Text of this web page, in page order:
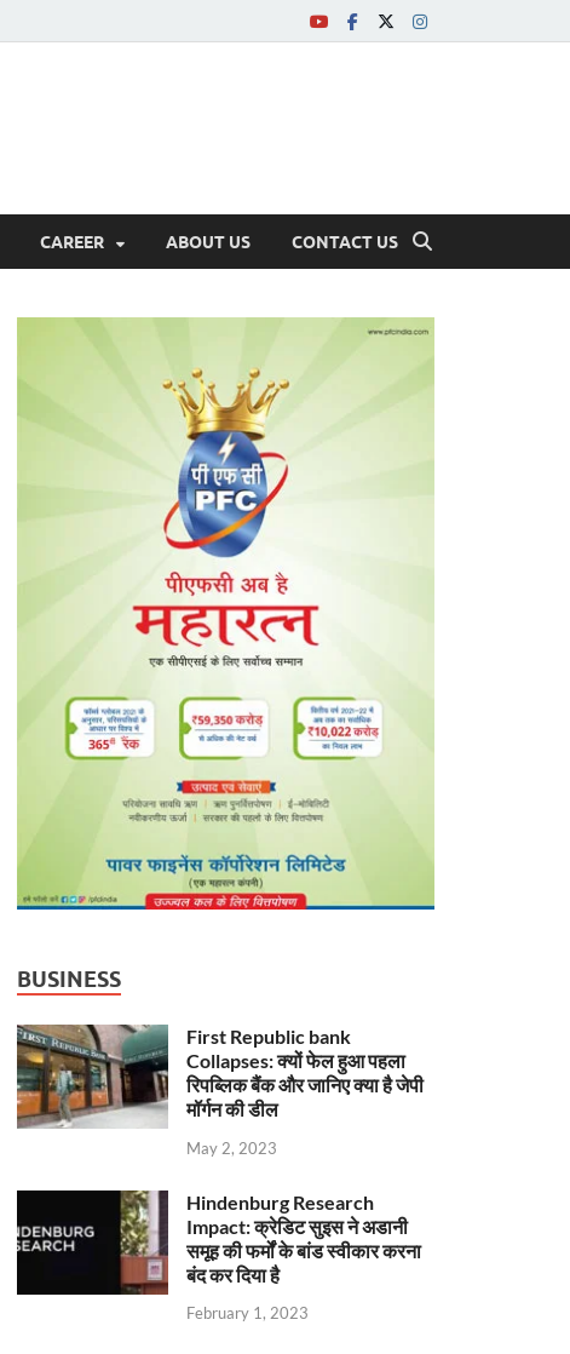
CAREER ABOUT US CONTACT US
BUSINESS
First Republic bank
Collapses: क्यों फेल हुआ पहला
रिपब्लिक बैंक और जानिए क्या है जेपी
मॉर्गन की डील
May 2, 2023
Hindenburg Research
Impact: क्रेडिट सुइस ने अडानी
समूह की फर्मों के बांड स्वीकार करना
बंद कर दिया है
February 1, 2023